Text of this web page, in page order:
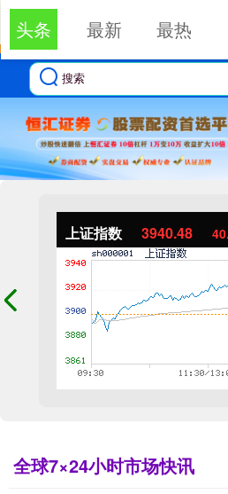
上证指数 3940.48
全球7×24小时市场快讯
头条 最新 最热